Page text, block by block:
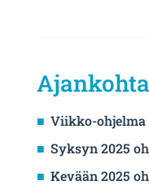
Viikko-ohjelma
Syksyn 2025
Kevään 2025